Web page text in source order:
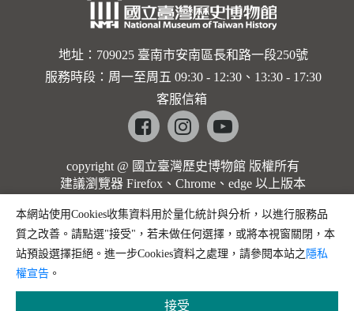
地址：709025 臺南市安南區長和路一段250號
服務時段：周一至周五 09:30 - 12:30、13:30 - 17:30
客服信箱
Facebookinstagramyoutube
copyright @ 國立臺灣歷史博物館 版權所有
建議瀏覽器 Firefox、Chrome、edge 以上版本
本網站使用Cookies收集資料用於量化統計與分析，以進行服務品
質之改善。請點選"接受"，若未做任何選擇，或將本視窗關閉，本
站預設選擇拒絕。進一步Cookies資料之處理，請參閱本站之 隱私
權宣告 。
接受